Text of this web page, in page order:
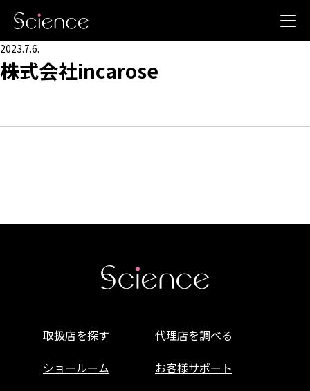
2023.7.6.
株式会社incarose
取扱店を探す
代理店を調べる
ショールーム
お客様サポート